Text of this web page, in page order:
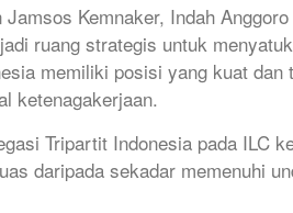
Kemnaker, Indah
ruang strategis untuk
memiliki posisi yang kuat dan
ketenagakerjaan.
Tripartit Indonesia pada ILC
daripada sekadar memenuhi